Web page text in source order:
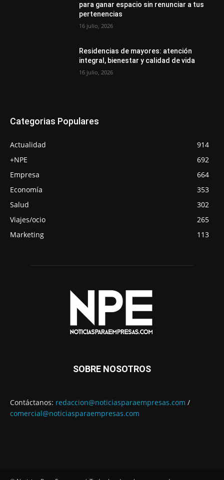
para ganar espacio sin renunciar a tus
pertenencias
16 julio, 2026
Residencias de mayores: atención
integral, bienestar y calidad de vida
16 julio, 2026
Categorias Populares
Actualidad
914
+NPE
692
Empresa
664
Economía
353
Salud
302
Viajes/ocio
265
Marketing
113
SOBRE NOSOTROS
Contáctanos: redaccion@noticiasparaempresas.com /
comercial@noticiasparaempresas.com